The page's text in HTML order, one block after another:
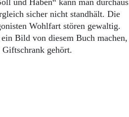
und Haben“ kann man durchaus
sicher nicht standhält. Die
Wohlfart stören gewaltig.
Bild von diesem Buch machen,
Giftschrank gehört.